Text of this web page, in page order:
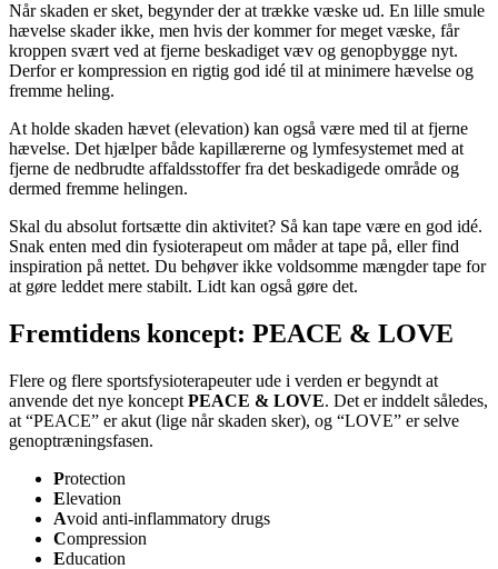
Når skaden er sket, begynder der at trække væske ud. En lille smule
hævelse skader ikke, men hvis der kommer for meget væske, får
kroppen svært ved at fjerne beskadiget væv og genopbygge nyt.
Derfor er kompression en rigtig god idé til at minimere hævelse og
fremme heling.
At holde skaden hævet (elevation) kan også være med til at fjerne
hævelse. Det hjælper både kapillærerne og lymfesystemet med at
fjerne de nedbrudte affaldsstoffer fra det beskadigede område og
dermed fremme helingen.
Skal du absolut fortsætte din aktivitet? Så kan tape være en god idé.
Snak enten med din fysioterapeut om måder at tape på, eller find
inspiration på nettet. Du behøver ikke voldsomme mængder tape for
at gøre leddet mere stabilt. Lidt kan også gøre det.
Fremtidens koncept: PEACE & LOVE
Flere og flere sportsfysioterapeuter ude i verden er begyndt at
anvende det nye koncept PEACE & LOVE. Det er inddelt således,
at “PEACE” er akut (lige når skaden sker), og “LOVE” er selve
genoptræningsfasen.
Protection
Elevation
Avoid anti-inflammatory drugs
Compression
Education